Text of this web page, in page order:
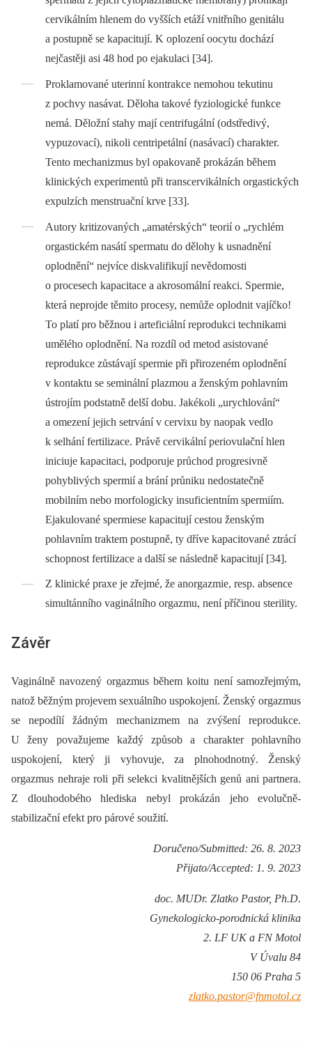
cervikálním hlenem do vyšších etáží vnitřního genitálu
a postupně se kapacitují. K oplození oocytu dochází
nejčastěji asi 48 hod po ejakulaci [34].
Proklamované uterinní kontrakce nemohou tekutinu
z pochvy nasávat. Děloha takové fyziologické funkce
nemá. Děložní stahy mají centrifugální (odstředivý,
vypuzovací), nikoli centripetální (nasávací) charakter.
Tento mechanizmus byl opakovaně prokázán během
klinických experimentů při transcervikálních orgastických
expulzích menstruační krve [33].
Autory kritizovaných „amatérských“ teorií o „rychlém
orgastickém nasátí spermatu do dělohy k usnadnění
oplodnění“ nejvíce diskvalifikují nevědomosti
o procesech kapacitace a akrosomální reakci. Spermie,
která neprojde těmito procesy, nemůže oplodnit vajíčko!
To platí pro běžnou i arteficiální reprodukci technikami
umělého oplodnění. Na rozdíl od metod asistované
reprodukce zůstávají spermie při přirozeném oplodnění
v kontaktu se seminální plazmou a ženským pohlavním
ústrojím podstatně delší dobu. Jakékoli „urychlování“
a omezení jejich setrvání v cervixu by naopak vedlo
k selhání fertilizace. Právě cervikální periovulační hlen
iniciuje kapacitaci, podporuje průchod progresivně
pohyblivých spermií a brání průniku nedostatečně
mobilním nebo morfologicky insuficientním spermiím.
Ejakulované spermiese kapacitují cestou ženským
pohlavním traktem postupně, ty dříve kapacitované ztrácí
schopnost fertilizace a další se následně kapacitují [34].
Z klinické praxe je zřejmé, že anorgazmie, resp. absence
simultánního vaginálního orgazmu, není příčinou sterility.
Závěr
Vaginálně navozený orgazmus během koitu není samozřejmým,
natož běžným projevem sexuálního uspokojení. Ženský orgazmus
se nepodílí žádným mechanizmem na zvýšení reprodukce.
U ženy považujeme každý způsob a charakter pohlavního
uspokojení, který ji vyhovuje, za plnohodnotný. Ženský
orgazmus nehraje roli při selekci kvalitnějších genů ani partnera.
Z dlouhodobého hlediska nebyl prokázán jeho evolučně-
stabilizační efekt pro párové soužití.
Doručeno/Submitted: 26. 8. 2023
Přijato/Accepted: 1. 9. 2023
doc. MUDr. Zlatko Pastor, Ph.D.
Gynekologicko-porodnická klinika
2. LF UK a FN Motol
V Úvalu 84
150 06 Praha 5
zlatko.pastor@fnmotol.cz